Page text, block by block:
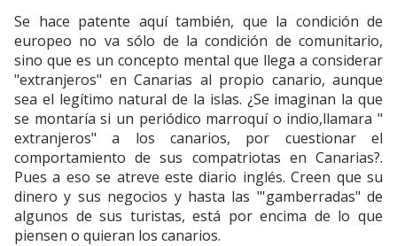
Se hace patente aquí también, que la condición de
europeo no va sólo de la condición de comunitario,
sino que es un concepto mental que llega a considerar
"extranjeros" en Canarias al propio canario, aunque
sea el legítimo natural de la islas. ¿Se imaginan la que
se montaría si un periódico marroquí o indio,llamara "
extranjeros" a los canarios, por cuestionar el
comportamiento de sus compatriotas en Canarias?.
Pues a eso se atreve este diario inglés. Creen que su
dinero y sus negocios y hasta las "'gamberradas" de
algunos de sus turistas, está por encima de lo que
piensen o quieran los canarios.